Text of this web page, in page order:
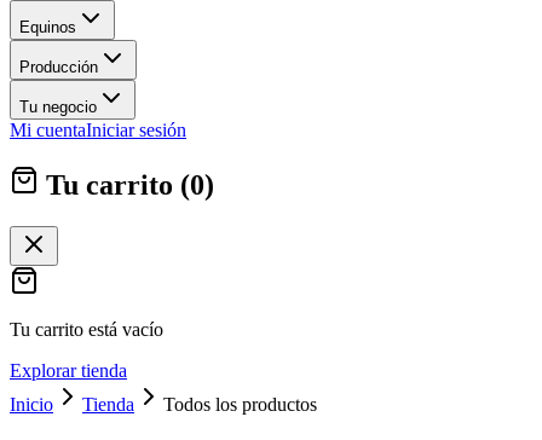
Equinos
Producción
Tu negocio
Mi cuentaIniciar sesión
Tu carrito (0)
Tu carrito está vacío
Explorar tienda
Inicio
Tienda Todos los productos